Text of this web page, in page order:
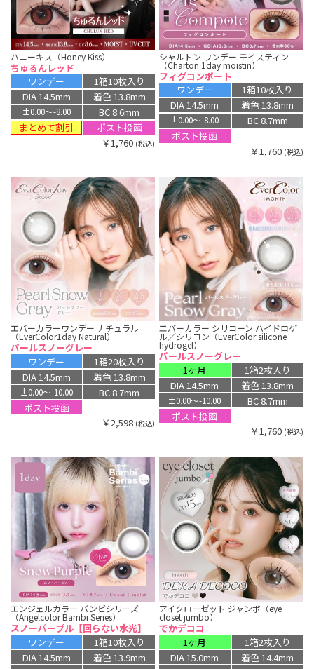
ハニーキス（Honey Kiss）
ちゅるんレッド
ワンデー
1箱10枚入り
DIA 14.5mm
着色 13.8mm
±0.00〜-8.00
BC 8.6mm
まとめて割引
ポスト投函
￥1,760 (税込)
シャルトン ワンデー モイスティン
（Charton 1day moistin）
フィグコンポート
ワンデー
1箱10枚入り
DIA 14.5mm
着色 13.8mm
±0.00〜-8.00
BC 8.7mm
ポスト投函
￥1,760 (税込)
エバーカラーワンデー ナチュラル
（EverColor1day Natural）
パールスノーグレー
ワンデー
1箱20枚入り
DIA 14.5mm
着色 13.8mm
±0.00〜-10.00
BC 8.7mm
ポスト投函
￥2,598 (税込)
エバーカラー シリコーン ハイドロゲ
ル／シリコン（EverColor silicone
hydrogel）
パールスノーグレー
1ヶ月
1箱2枚入り
DIA 14.5mm
着色 13.8mm
±0.00〜-10.00
BC 8.7mm
ポスト投函
￥1,760 (税込)
エンジェルカラー バンビシリーズ
（Angelcolor Bambi Series）
スノーパープル【回らない水光】
ワンデー
1箱10枚入り
DIA 14.5mm
着色 13.9mm
アイクローゼット ジャンボ（eye
closet jumbo）
でかデココ
1ヶ月
1箱2枚入り
DIA 15.0mm
着色 14.4mm